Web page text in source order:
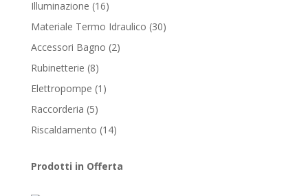
Illuminazione 1616
products
Materiale Termo Idraulico 3030
Accessori Bagno 22
Rubinetterie 88
products
Elettropompe 1 1
Raccorderia 55
products
Riscaldamento 1414
Prodotti in Offerta